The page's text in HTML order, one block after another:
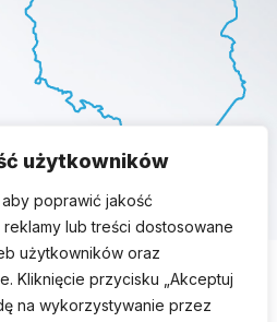
użytkowników
poprawić jakość
lub treści dostosowane
użytkowników oraz
Kliknięcie przycisku „Akceptuj
na wykorzystywanie przez
icomSEO